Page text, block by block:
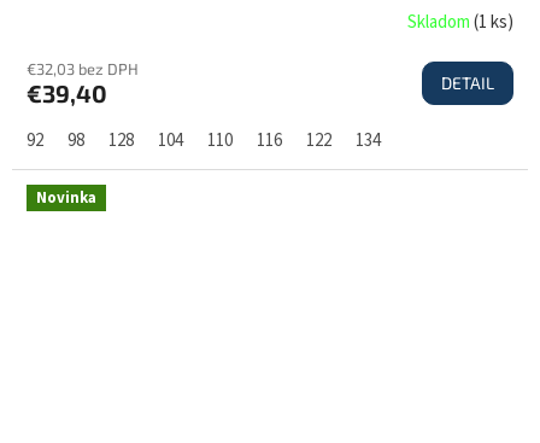
D
A
R
Skladom(1 ks)
€32,03 bez DPH
€39,40 DETAIL
92 98 128 104 110 116 122 134
Novinka